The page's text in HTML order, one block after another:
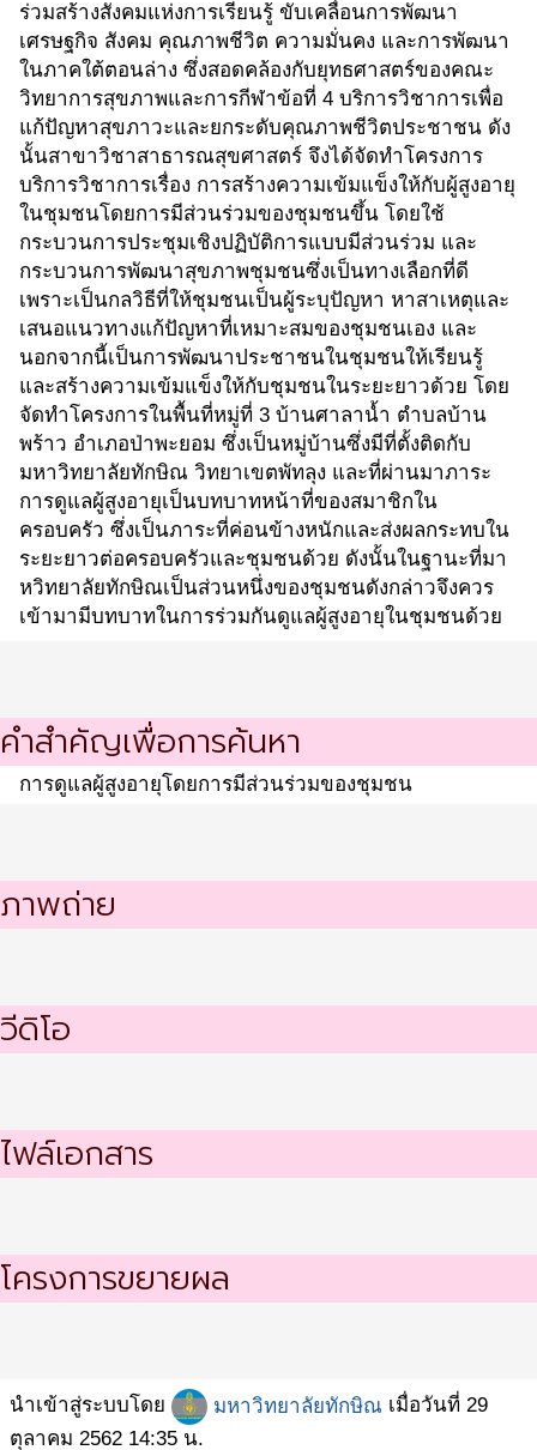
ร่วมสร้างสังคมแห่งการเรียนรู้ ขับเคลื่อนการพัฒนา
เศรษฐกิจ สังคม คุณภาพชีวิต ความมั่นคง และการพัฒนา
ในภาคใต้ตอนล่าง ซึ่งสอดคล้องกับยุทธศาสตร์ของคณะ
วิทยาการสุขภาพและการกีฬาข้อที่ 4 บริการวิชาการเพื่อ
แก้ปัญหาสุขภาวะและยกระดับคุณภาพชีวิตประชาชน ดัง
นั้นสาขาวิชาสาธารณสุขศาสตร์ จึงได้จัดทำโครงการ
บริการวิชาการเรื่อง การสร้างความเข้มแข็งให้กับผู้สูงอายุ
ในชุมชนโดยการมีส่วนร่วมของชุมชนขึ้น โดยใช้
กระบวนการประชุมเชิงปฏิบัติการแบบมีส่วนร่วม และ
กระบวนการพัฒนาสุขภาพชุมชนซึ่งเป็นทางเลือกที่ดี
เพราะเป็นกลวิธีที่ให้ชุมชนเป็นผู้ระบุปัญหา หาสาเหตุและ
เสนอแนวทางแก้ปัญหาที่เหมาะสมของชุมชนเอง และ
นอกจากนี้เป็นการพัฒนาประชาชนในชุมชนให้เรียนรู้
และสร้างความเข้มแข็งให้กับชุมชนในระยะยาวด้วย โดย
จัดทำโครงการในพื้นที่หมู่ที่ 3 บ้านศาลาน้ำ ตำบลบ้าน
พร้าว อำเภอป่าพะยอม ซึ่งเป็นหมู่บ้านซึ่งมีที่ตั้งติดกับ
มหาวิทยาลัยทักษิณ วิทยาเขตพัทลุง และที่ผ่านมาภาระ
การดูแลผู้สูงอายุเป็นบทบาทหน้าที่ของสมาชิกใน
ครอบครัว ซึ่งเป็นภาระที่ค่อนข้างหนักและส่งผลกระทบใน
ระยะยาวต่อครอบครัวและชุมชนด้วย ดังนั้นในฐานะที่มา
หวิทยาลัยทักษิณเป็นส่วนหนึ่งของชุมชนดังกล่าวจึงควร
เข้ามามีบทบาทในการร่วมกันดูแลผู้สูงอายุในชุมชนด้วย
คำสำคัญเพื่อการค้นหา
การดูแลผู้สูงอายุโดยการมีส่วนร่วมของชุมชน
ภาพถ่าย
วีดิโอ
ไฟล์เอกสาร
โครงการขยายผล
นำเข้าสู่ระบบโดย มหาวิทยาลัยทักษิณ เมื่อวันที่ 29
ตุลาคม 2562 14:35 น.